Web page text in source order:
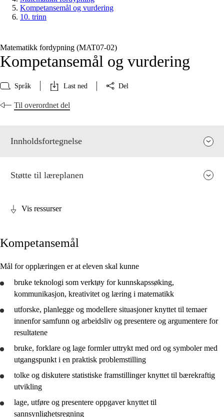
Kompetansemål og vurdering
10. trinn
Matematikk fordypning (MAT07‑02)
Kompetansemål og vurdering
Språk Last ned Del
Til overordnet del
Innholdsfortegnelse
Kjerneelementer
Tverrfaglige temaer
Grunnleggende ferdigheter
Støtte til læreplanen
Vis ressurser
Kompetansemål
Mål for opplæringen er at eleven skal kunne
bruke teknologi som verktøy for kunnskapssøking,
kommunikasjon, kreativitet og læring i matematikk
utforske, planlegge og modellere situasjoner knyttet til temaer
innenfor samfunn og arbeidsliv og presentere og argumentere for
resultatene
bruke, forklare og lage formler uttrykt med ord og symboler med
utgangspunkt i en praktisk problemstilling
tolke og diskutere statistiske framstillinger knyttet til bærekraftig
utvikling
lage, utføre og presentere oppgaver knyttet til
sannsynlighetsregning